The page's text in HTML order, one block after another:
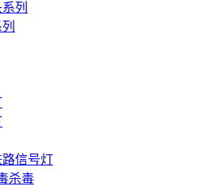
列
信号灯
杀毒